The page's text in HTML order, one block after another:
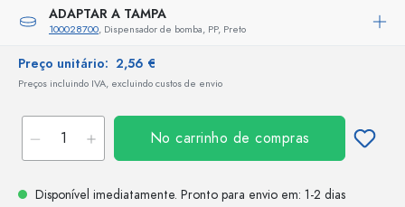
ADAPTAR A TAMPA
100028700, Dispensador de bomba, PP, Preto
Preço unitário: 2,56 €
Preços incluindo IVA, excluindo custos de envio
No carrinho de compras
Disponível imediatamente. Pronto para envio em: 1-2 dias